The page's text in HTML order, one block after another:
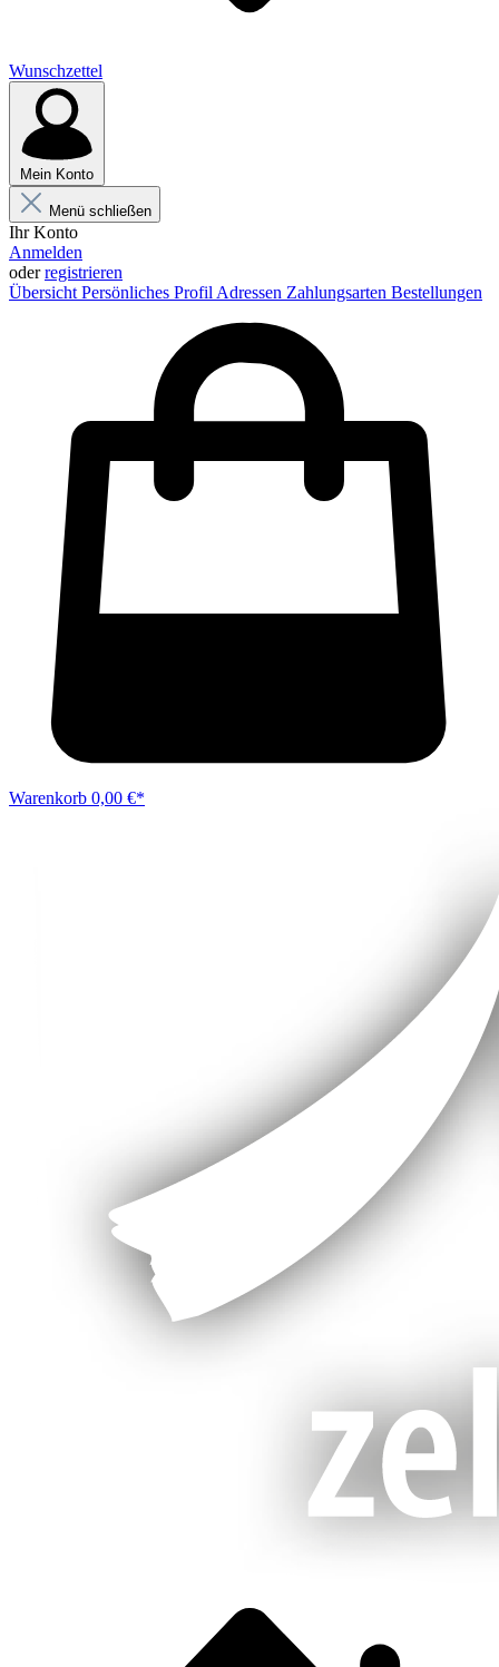
Wunschzettel
Mein Konto
Menü schließen
Ihr Konto
Anmelden
oderregistrieren
Übersicht Persönliches Profil Adressen Zahlungsarten Bestellungen
Warenkorb 0,00 €*